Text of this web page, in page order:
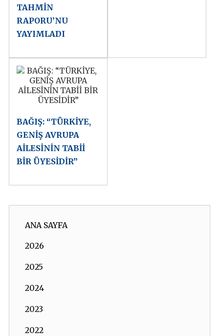
TAHMİN
RAPORU’NU
YAYIMLADI
BAĞIŞ: “TÜRKİYE,
GENİŞ AVRUPA
AİLESİNİN TABİİ
BİR ÜYESİDİR”
ANA SAYFA
2026
2025
2024
2023
2022